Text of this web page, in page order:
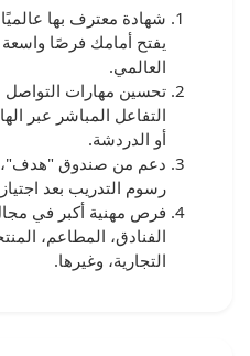
يفتح أمامك فرصًا
العالمي.
تحسين مهارات
التفاعل المباشر عبر
أو الدردشة.
دعم من صندوق "هدف"،
رسوم التدريب بعد اجتياز
فرص مهنية أكبر في
الفنادق، المطاعم،
التجارية، وغيرها.